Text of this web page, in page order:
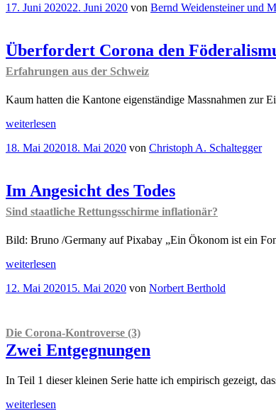
Kommt
Welle?“
Veröffentlicht
17. Juni 202022. Juni 2020 von Bernd Weidensteiner und
Überfordert Corona den
Erfahrungen aus der Schweiz
Kaum hatten die Kantone eigenständige Massnahmen
„Überfordert
den
aus
der
Schweiz
weiterlesen
Veröffentlicht
18. Mai 202018. Mai 2020 von Christoph A. Schaltegger
Im Angesicht des Todes
Sind staatliche Rettungsschirme inflationär?
Bild: Bruno /Germany auf Pixabay „Ein Ökonom ist ein
„Im
des
staatliche
Rettungsschirme
inflationär?
weiterlesen
Veröffentlicht
12. Mai 202015. Mai 2020 von Norbert Berthold
Die Corona-Kontroverse (3)
Zwei Entgegnungen
In Teil 1 dieser kleinen Serie hatte ich empirisch gezeigt,
„Die
weiterlesen